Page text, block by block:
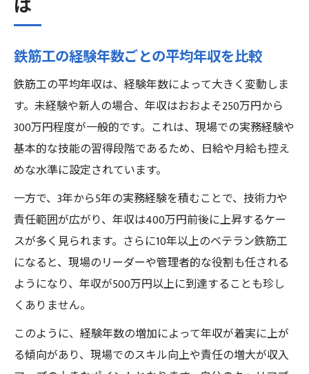
は
鉄筋工の経験年数ごとの平均年収を比較
鉄筋工の平均年収は、経験年数によって大きく変動しま
す。未経験や新人の場合、年収はおおよそ250万円から
300万円程度が一般的です。これは、現場での実務経験や
基本的な技能の習得段階であるため、日給や月給も控え
めな水準に設定されています。
一方で、3年から5年の実務経験を積むことで、技術力や
責任範囲が広がり、年収は400万円前後に上昇するケー
スが多く見られます。さらに10年以上のベテラン鉄筋工
になると、現場のリーダーや管理者的な役割も任される
ようになり、年収が500万円以上に到達することも珍し
くありません。
このように、経験年数の増加によって年収が着実に上が
る傾向があり、現場でのスキル向上や責任の増大が収入